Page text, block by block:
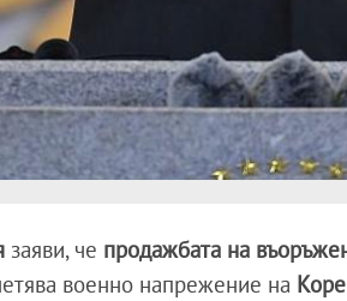
заяви, че продажбата на
военно напрежение на